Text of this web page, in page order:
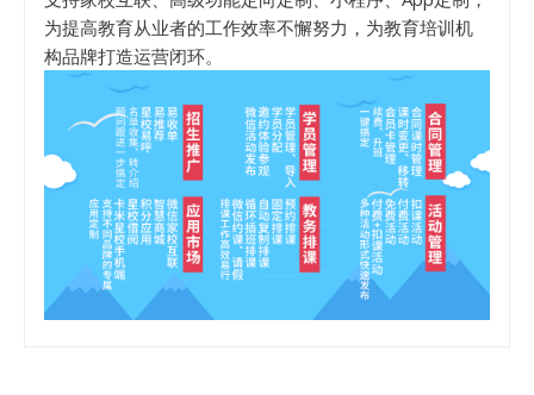
为提高教育从业者的工作效率不懈努力，为教育培训机
构品牌打造运营闭环。